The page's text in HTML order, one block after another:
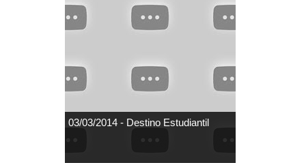
03/03/2014 - Destino Estudiantil